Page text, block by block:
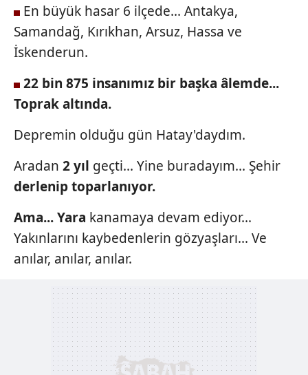
En büyük hasar 6 ilçede... Antakya,
Samandağ, Kırıkhan, Arsuz, Hassa ve
İskenderun.
22 bin 875 insanımız bir başka âlemde...
Toprakaltında.
Depremin olduğu gün Hatay'daydım.
Aradan 2 yıl geçti... Yine buradayım... Şehir
derlenip toparlanıyor.
Ama... Yara kanamaya devam ediyor...
Yakınlarını kaybedenlerin gözyaşları... Ve
anılar, anılar, anılar.